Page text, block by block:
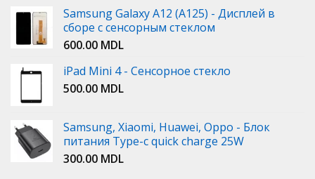
Samsung Galaxy A12 (A125) - Дисплей в
сборе с сенсорным стеклом
600.00 MDL
iPad Mini 4 - Сенсорное стекло
500.00 MDL
Samsung, Xiaomi, Huawei, Oppo - Блок
питания Type-c quick charge 25W
300.00 MDL